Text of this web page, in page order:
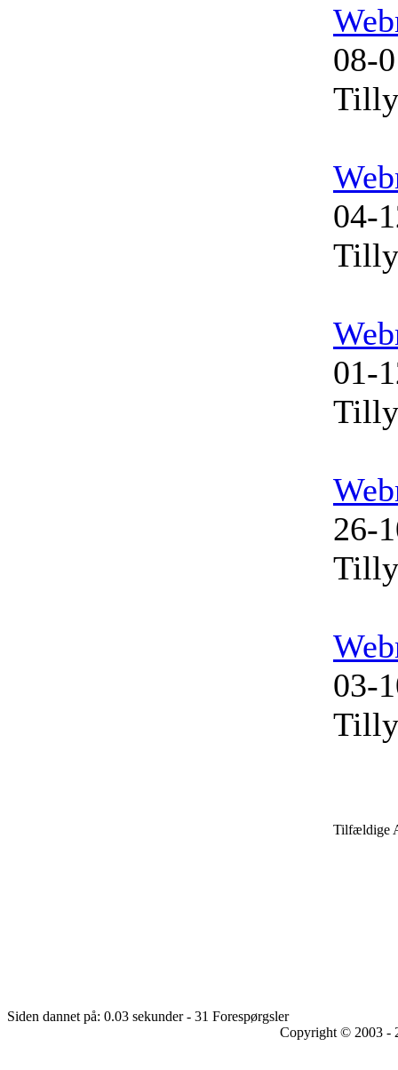
08-
04-
01-
26-
03-
Tilfældige
Siden dannet på: 0.03 sekunder - 31 Forespørgsler
Copyright © 2003 -